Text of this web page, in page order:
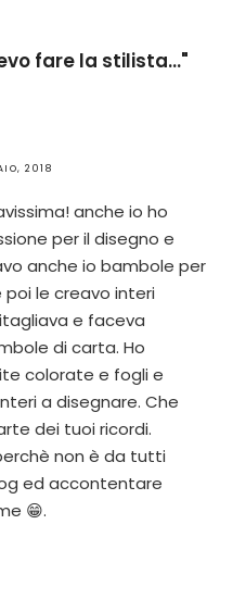
fare la stilista..."
2018
anche io ho
per il disegno e
anche io bambole per
le creavo interi
e faceva
di carta. Ho
colorate e fogli e
a disegnare. Che
dei tuoi ricordi.
non è da tutti
ed accontentare
😁.